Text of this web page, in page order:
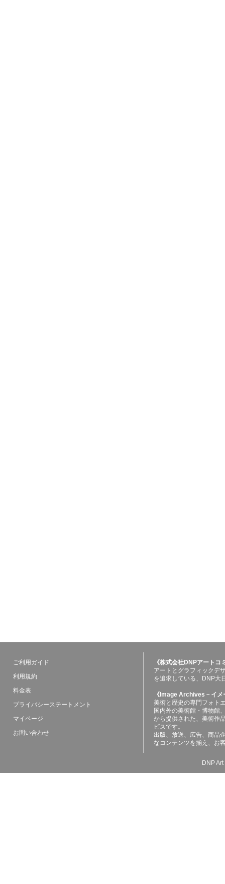
ご利用ガイド
利用規約
料金表
プライバシーステートメント
マイページ
お問い合わせ
《株式会社DNPアート
アートとグラフィックデ
を追求している、DNP大
《Image Archives－イ
美術と歴史の専門フォト
国内外の美術館・博物館
から提供された、美術作
ビスです。
出版、放送、広告、商品
なコンテンツを揃え、お
DNP